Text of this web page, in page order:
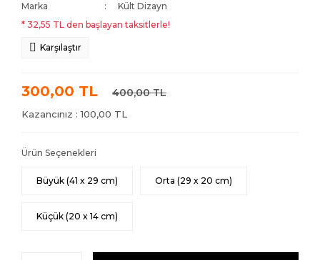
Marka
Kült Dizayn
* 32,55 TL den başlayan taksitlerle!
Karşılaştır
300,00 TL 400,00 TL
Kazancınız : 100,00 TL
Ürün Seçenekleri
Büyük (41 x 29 cm) Orta (29 x 20 cm)
Küçük (20 x 14 cm)